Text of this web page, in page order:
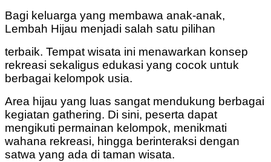
Bagi keluarga yang membawa anak-anak,
Lembah Hijau menjadi salah satu pilihan
terbaik. Tempat wisata ini menawarkan konsep
rekreasi sekaligus edukasi yang cocok untuk
berbagai kelompok usia.
Area hijau yang luas sangat mendukung berbagai
kegiatan gathering. Di sini, peserta dapat
mengikuti permainan kelompok, menikmati
wahana rekreasi, hingga berinteraksi dengan
satwa yang ada di taman wisata.